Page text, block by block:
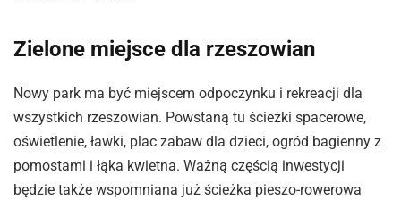
Zielone miejsce dla rzeszowian
Nowy park ma być miejscem odpoczynku i rekreacji dla
wszystkich rzeszowian. Powstaną tu ścieżki spacerowe,
oświetlenie, ławki, plac zabaw dla dzieci, ogród bagienny z
pomostami i łąka kwietna. Ważną częścią inwestycji
będzie także wspomniana już ścieżka pieszo-rowerowa